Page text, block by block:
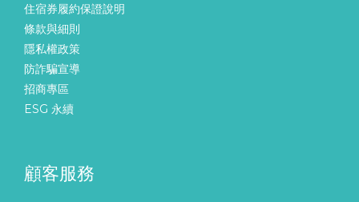
住宿券履約保證說明
條款與細則
隱私權政策
防詐騙宣導
招商專區
ESG 永續
顧客服務